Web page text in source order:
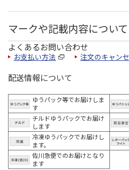
マークや記載内容について
よくあるお問い合わせ
お支払い方法 注文のキャン
配送情報について
ゆうパック等でお届けしま
す
チルドゆうパックでお届け
します
冷凍ゆうパックでお届けし
ます。
佐川急便でのお届けとなり
ます